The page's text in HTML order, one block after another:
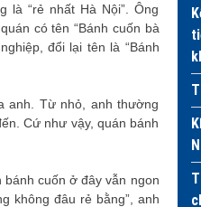
là “rẻ nhất Hà Nội”. Ông
có tên “Bánh cuốn bà
đổi lại tên là “Bánh
anh. Từ nhỏ, anh thường
Cứ như vậy, quán bánh
cuốn ở đây vẫn ngon
không đâu rẻ bằng”, anh